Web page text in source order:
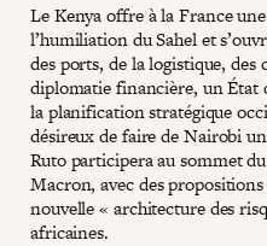
Le Kenya offre à la France
l’humiliation du Sahel et
des ports, de la logistique,
diplomatie financière, un État
la planification stratégique
désireux de faire de Nairobi
Ruto participera au sommet
Macron, avec des
nouvelle « architecture des
africaines.